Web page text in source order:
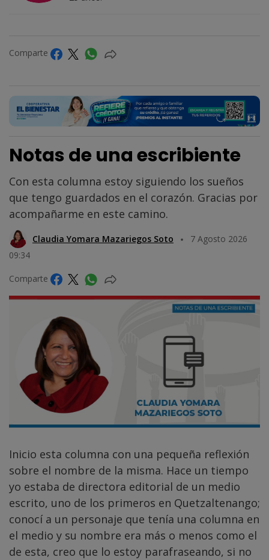
Comparte
Notas de una escribiente
Con esta columna estoy siguiendo los sueños
que tengo guardados en el corazón. Gracias por
acompañarme en este camino.
Claudia Yomara Mazariegos Soto
7 Agosto 2026
09:34
Comparte
Inicio esta columna con una pequeña reflexión
sobre el nombre de la misma. Hace un tiempo
yo estaba de directora editorial de un medio
escrito, uno de los primeros en Quetzaltenango;
conocí a un personaje que tenía una columna en
el medio y su nombre era más o menos como el
de esta, creo que lo estoy parafraseando, si no